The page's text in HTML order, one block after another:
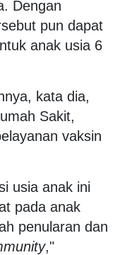
Dengan
pun dapat
anak usia 6
kata dia,
Sakit,
vaksin
usia anak ini
pada anak
penularan dan
,"